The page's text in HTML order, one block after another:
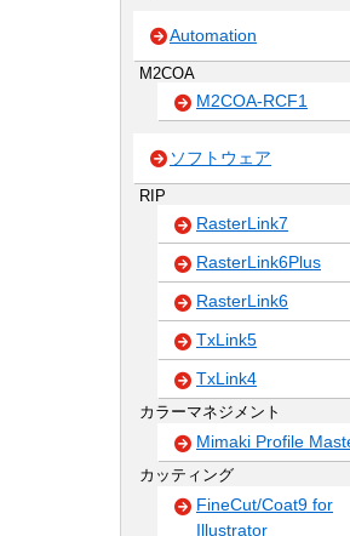
Automation
M2COA
M2COA-RCF1
ソフトウェア
RIP
RasterLink7
RasterLink6Plus
RasterLink6
TxLink5
TxLink4
カラーマネジメント
Mimaki Profile
カッティング
FineCut/Coat9 for
Illustrator